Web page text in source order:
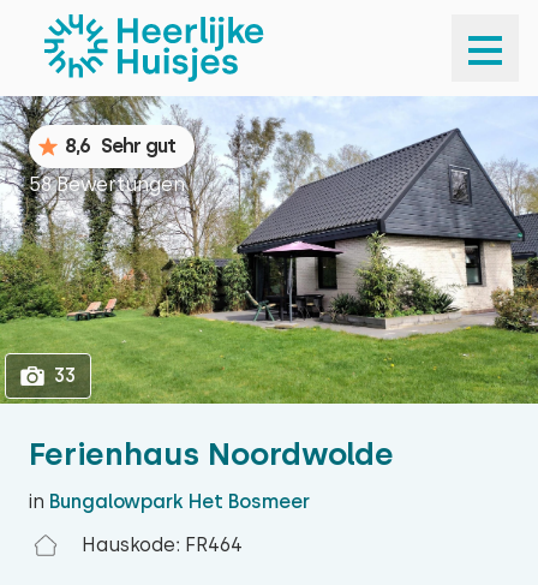
1
Ferienhaus Noordwolde
in Bungalowpark Het Bosmeer
Hauskode: FR464
8,6 Sehr gut
58 Bewertungen
33